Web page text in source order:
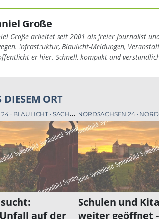
Große
Große arbeitet seit 2001 als freier Journalist
Infrastruktur, Blaulicht-Meldungen,
er hier. Schnell, kompakt und
DIESEM ORT
24 BLAULICHT SACHSEN
auf der
NORDSACHSEN 24
Schulen und
weiter geöffnet -